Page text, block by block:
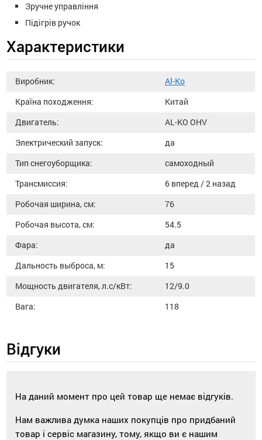
Зручне управління
Підігрів ручок
Характеристики
Виробник:
Al-Ko
Країна походження:
Китай
Двигатель:
AL-KO OHV
Электрический запуск:
да
Тип снегоуборщика:
самоходный
Трансмиссия:
6 вперед / 2 назад
Робочая ширина, см:
76
Робочая высота, см:
54.5
Фара:
да
Дальность выброса, м:
15
Мощность двигателя, л.с/кВт:
12/9.0
Вага:
118
Відгуки
На даний момент про цей товар ще немає відгуків.
Нам важлива думка наших покупців про придбаний
товар і сервіс магазину, тому, якщо ви є нашим